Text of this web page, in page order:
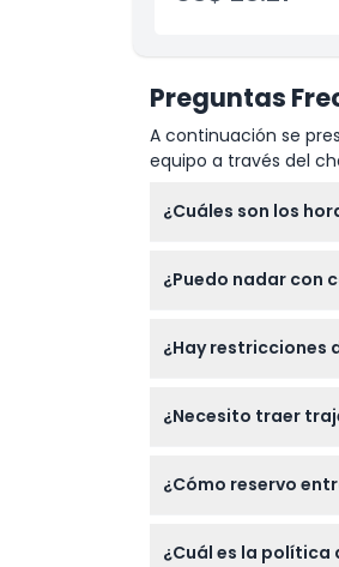
Preguntas
A continuación se
equipo a través del
¿Cuáles son los
momento de la
¿Puedo nadar con
interactivos como
¿Hay restricciones
para diferentes
¿Necesito traer
¿Cómo reservo
durante el proceso
¿Cuál es la política